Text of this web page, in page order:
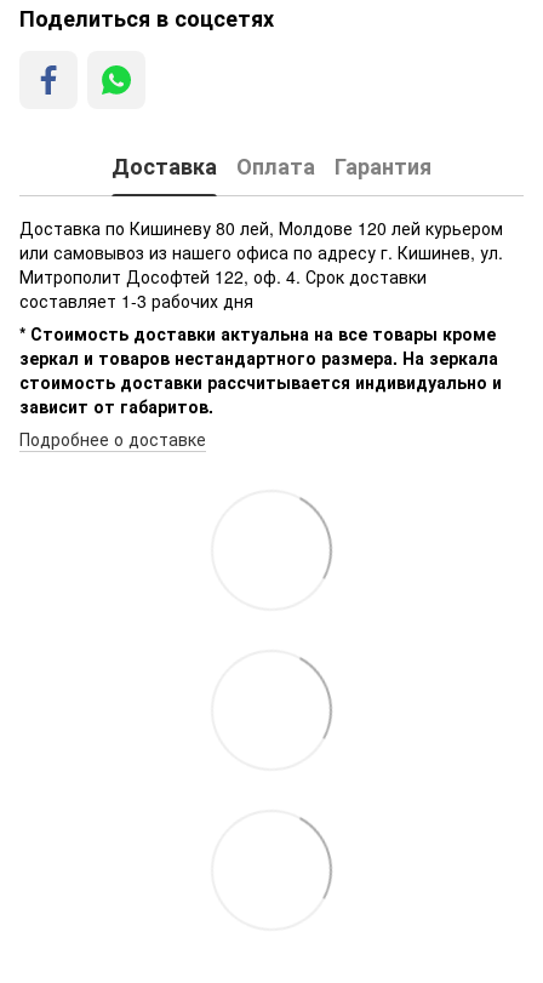
Поделиться в соцсетях
Доставка Оплата Гарантия
Доставка по Кишиневу 80 лей, Молдове 120 лей курьером
или самовывоз из нашего офиса по адресу г. Кишинев, ул.
Митрополит Дософтей 122, оф. 4. Срок доставки
составляет 1-3 рабочих дня
* Стоимость доставки актуальна на все товары кроме
зеркал и товаров нестандартного размера. На зеркала
стоимость доставки рассчитывается индивидуально и
зависит от габаритов.
Подробнее о доставке